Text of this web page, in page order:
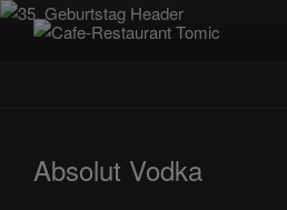
Zum
Inhalt
Absolut Vodka